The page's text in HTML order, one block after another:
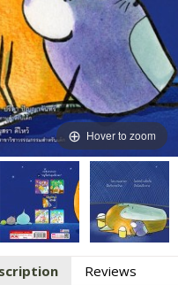
Hover to zoom
Reviews